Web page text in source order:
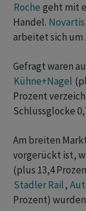
Roche geht mit
Handel. Novartis
arbeitet sich um
Gefragt waren
Kühne+Nagel
Prozent
Schlussglocke
Am breiten
vorgerückt ist,
(plus 13,4
Stadler Rail,
Prozent)